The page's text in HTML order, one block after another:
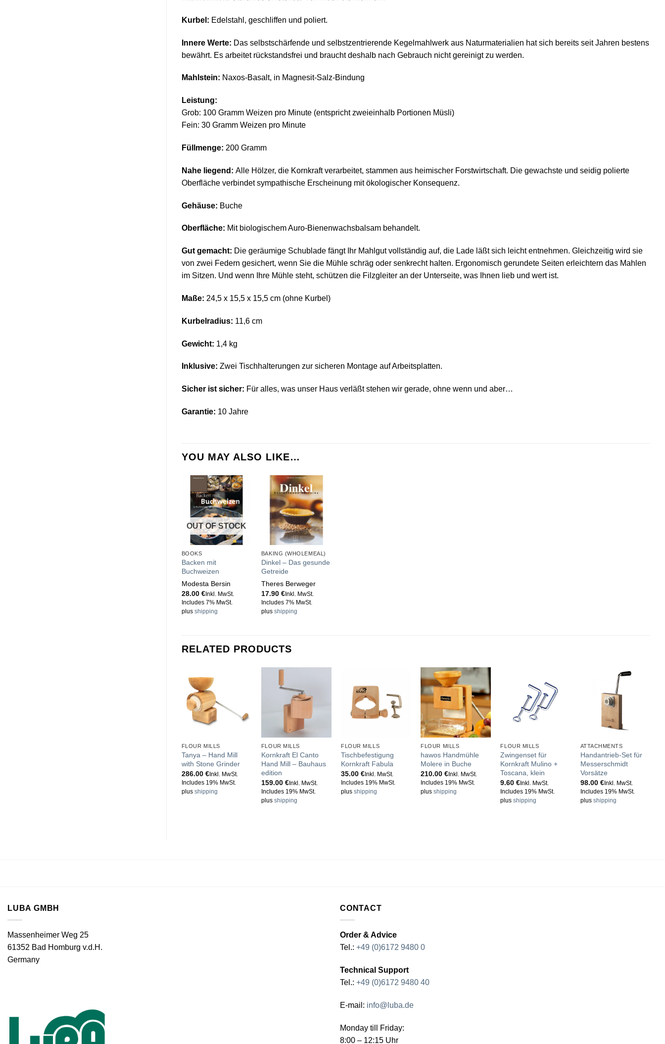
Kurbel: Edelstahl, geschliffen und poliert.
Innere Werte: Das selbstschärfende und selbstzentrierende Kegelmahlwerk aus Naturmaterialien hat sich bereits seit Jahren bestens
bewährt. Es arbeitet rückstandsfrei und braucht deshalb nach Gebrauch nicht gereinigt zu werden.
Mahlstein: Naxos-Basalt, in Magnesit-Salz-Bindung
Leistung:
Grob: 100 Gramm Weizen pro Minute (entspricht zweieinhalb Portionen Müsli)
Fein: 30 Gramm Weizen pro Minute
Füllmenge: 200 Gramm
Nahe liegend: Alle Hölzer, die Kornkraft verarbeitet, stammen aus heimischer Forstwirtschaft. Die gewachste und seidig polierte
Oberfläche verbindet sympathische Erscheinung mit ökologischer Konsequenz.
Gehäuse: Buche
Oberfläche: Mit biologischem Auro-Bienenwachsbalsam behandelt.
Gut gemacht: Die geräumige Schublade fängt Ihr Mahlgut vollständig auf, die Lade läßt sich leicht entnehmen. Gleichzeitig wird sie
von zwei Federn gesichert, wenn Sie die Mühle schräg oder senkrecht halten. Ergonomisch gerundete Seiten erleichtern das Mahlen
im Sitzen. Und wenn Ihre Mühle steht, schützen die Filzgleiter an der Unterseite, was Ihnen lieb und wert ist.
Maße: 24,5 x 15,5 x 15,5 cm (ohne Kurbel)
Kurbelradius: 11,6 cm
Gewicht: 1,4 kg
Inklusive: Zwei Tischhalterungen zur sicheren Montage auf Arbeitsplatten.
Sicher ist sicher: Für alles, was unser Haus verläßt stehen wir gerade, ohne wenn und aber…
Garantie: 10 Jahre
YOU MAY ALSO LIKE…
OUT OF STOCK
BOOKS
Backen mit
Buchweizen
Modesta Bersin
28.00 €Inkl. MwSt.
Includes 7% MwSt.
plus shipping
BAKING (WHOLEMEAL)
Dinkel – Das gesunde
Getreide
Theres Berweger
17.90 €Inkl. MwSt.
Includes 7% MwSt.
plus shipping
RELATED PRODUCTS
FLOUR MILLS
Tanya – Hand Mill
with Stone Grinder
286.00 €Inkl. MwSt.
Includes 19% MwSt.
plus shipping
FLOUR MILLS
Kornkraft El Canto
Hand Mill – Bauhaus
edition
159.00 €Inkl. MwSt.
Includes 19% MwSt.
plus shipping
FLOUR MILLS
Tischbefestigung
Kornkraft Fabula
35.00€ Inkl. MwSt.
Includes 19% MwSt.
plusshipping
FLOUR MILLS
hawos Handmühle
Molere in Buche
210.00€ Inkl. MwSt.
Includes 19% MwSt.
plusshipping
FLOUR MILLS
Zwingenset für
Kornkraft Mulino +
Toscana, klein
9.60€ Inkl. MwSt.
Includes 19% MwSt.
plusshipping
ATTACHMENTS
Handantrieb-Set für
Messerschmidt
Vorsätze
98.00 €Inkl. MwSt.
Includes 19% MwSt.
plus shipping
LUBA GMBH
Massenheimer Weg 25
61352 Bad Homburg v.d.H.
Germany
CONTACT
Order & Advice
Tel.: +49 (0)6172 9480 0
Technical Support
Tel.: +49 (0)6172 9480 40
E-mail: info@luba.de
Monday till Friday:
8:00 – 12:15 Uhr